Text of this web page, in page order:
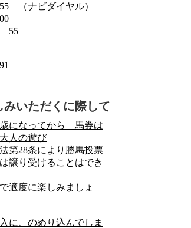
（ナビダイヤル）
55
みいただくに際して
になってから 馬券は
人の遊び
第28条により勝馬投票
譲り受けることはでき
適度に楽しみましょ
に、のめり込んでしま